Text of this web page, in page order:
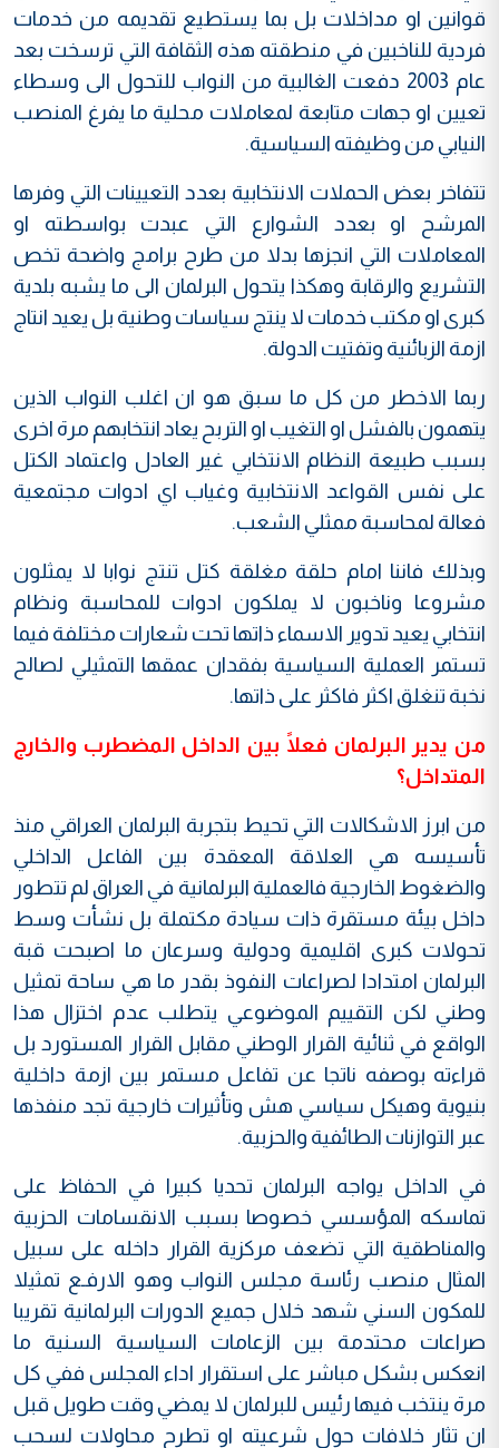
قوانين او مداخلات بل بما يستطيع تقديمه من خدمات
فردية للناخبين في منطقته هذه الثقافة التي ترسخت بعد
عام 2003 دفعت الغالبية من النواب للتحول الى وسطاء
تعيين او جهات متابعة لمعاملات محلية ما يفرغ المنصب
النيابي من وظيفته السياسية.
تتفاخر بعض الحملات الانتخابية بعدد التعيينات التي وفرها
المرشح او بعدد الشوارع التي عبدت بواسطته او
المعاملات التي انجزها بدلا من طرح برامج واضحة تخص
التشريع والرقابة وهكذا يتحول البرلمان الى ما يشبه بلدية
كبرى او مكتب خدمات لا ينتج سياسات وطنية بل يعيد انتاج
ازمة الزبائنية وتفتيت الدولة.
ربما الاخطر من كل ما سبق هو ان اغلب النواب الذين
يتهمون بالفشل او التغيب او التربح يعاد انتخابهم مرة اخرى
بسبب طبيعة النظام الانتخابي غير العادل واعتماد الكتل
على نفس القواعد الانتخابية وغياب اي ادوات مجتمعية
فعالة لمحاسبة ممثلي الشعب.
وبذلك فاننا امام حلقة مغلقة كتل تنتج نوابا لا يمثلون
مشروعا وناخبون لا يملكون ادوات للمحاسبة ونظام
انتخابي يعيد تدوير الاسماء ذاتها تحت شعارات مختلفة فيما
تستمر العملية السياسية بفقدان عمقها التمثيلي لصالح
نخبة تنغلق اكثر فاكثر على ذاتها.
من يدير البرلمان فعلًا بين الداخل المضطرب والخارج
المتداخل؟
من ابرز الاشكالات التي تحيط بتجربة البرلمان العراقي منذ
تأسيسه هي العلاقة المعقدة بين الفاعل الداخلي
والضغوط الخارجية فالعملية البرلمانية في العراق لم تتطور
داخل بيئة مستقرة ذات سيادة مكتملة بل نشأت وسط
تحولات كبرى اقليمية ودولية وسرعان ما اصبحت قبة
البرلمان امتدادا لصراعات النفوذ بقدر ما هي ساحة تمثيل
وطني لكن التقييم الموضوعي يتطلب عدم اختزال هذا
الواقع في ثنائية القرار الوطني مقابل القرار المستورد بل
قراءته بوصفه ناتجا عن تفاعل مستمر بين ازمة داخلية
بنيوية وهيكل سياسي هش وتأثيرات خارجية تجد منفذها
عبر التوازنات الطائفية والحزبية.
في الداخل يواجه البرلمان تحديا كبيرا في الحفاظ على
تماسكه المؤسسي خصوصا بسبب الانقسامات الحزبية
والمناطقية التي تضعف مركزية القرار داخله على سبيل
المثال منصب رئاسة مجلس النواب وهو الارفـع تمثيلا
للمكون السني شهد خلال جميع الدورات البرلمانية تقريبا
صراعات محتدمة بين الزعامات السياسية السنية ما
انعكس بشكل مباشر على استقرار اداء المجلس ففي كل
مرة ينتخب فيها رئيس للبرلمان لا يمضي وقت طويل قبل
ان تثار خلافات حول شرعيته او تطرح محاولات لسحب